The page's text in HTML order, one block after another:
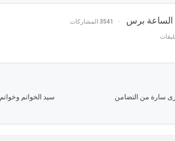
الساعة برس 3541 المشاركات
سارة من التضامن